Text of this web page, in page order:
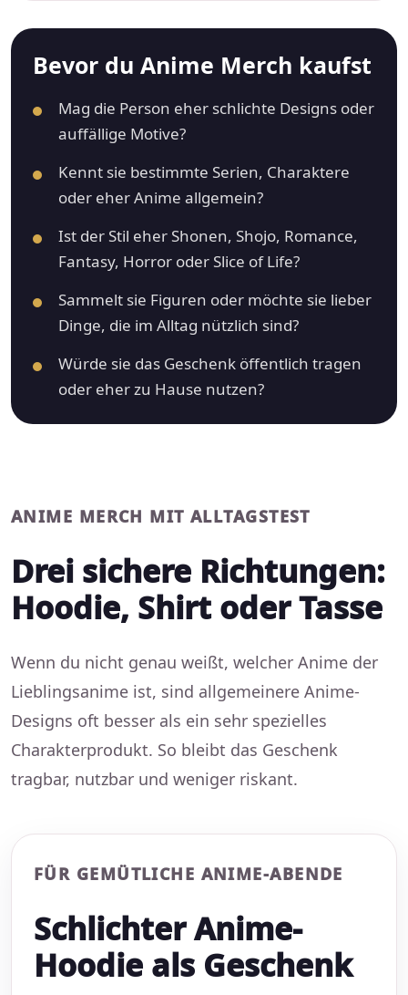
Bevor du Anime Merch kaufst
Mag die Person eher schlichte Designs oder
auffällige Motive?
Kennt sie bestimmte Serien, Charaktere
oder eher Anime allgemein?
Ist der Stil eher Shonen, Shojo, Romance,
Fantasy, Horror oder Slice of Life?
Sammelt sie Figuren oder möchte sie lieber
Dinge, die im Alltag nützlich sind?
Würde sie das Geschenk öffentlich tragen
oder eher zu Hause nutzen?
ANIME MERCH MIT ALLTAGSTEST
Drei sichere Richtungen:
Hoodie, Shirt oder Tasse
Wenn du nicht genau weißt, welcher Anime der
Lieblingsanime ist, sind allgemeinere Anime-
Designs oft besser als ein sehr spezielles
Charakterprodukt. So bleibt das Geschenk
tragbar, nutzbar und weniger riskant.
FÜR GEMÜTLICHE ANIME-ABENDE
Schlichter Anime-
Hoodie als Geschenk